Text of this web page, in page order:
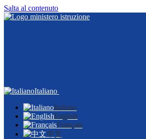
Salta al contenuto
Italiano
Italiano
English
Français
中文